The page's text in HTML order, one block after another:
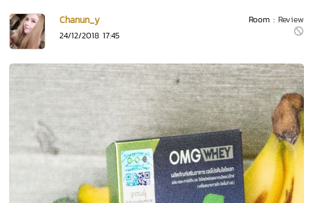
Room : Review
Chanun_y
24/12/2018 17:45